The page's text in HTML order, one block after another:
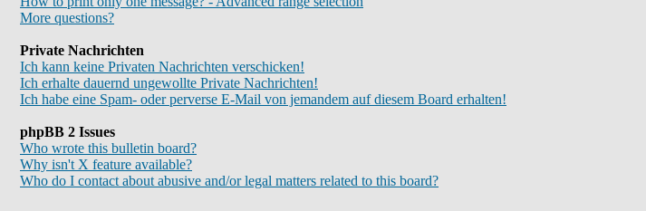
More questions?
Private Nachrichten
Ich kann keine Privaten Nachrichten verschicken!
Ich erhalte dauernd ungewollte Private Nachrichten!
Ich habe eine Spam- oder perverse E-Mail von jemandem auf diesem Board erhalten!
phpBB 2 Issues
Who wrote this bulletin board?
Why isn't X feature available?
Who do I contact about abusive and/or legal matters related to this board?